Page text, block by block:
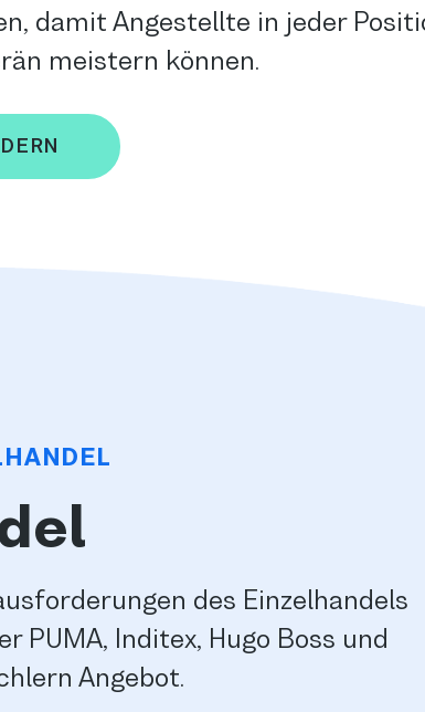
damit Angestellte in jeder
meistern können.
des Einzelhandels
PUMA, Inditex, Hugo Boss und
Angebot.